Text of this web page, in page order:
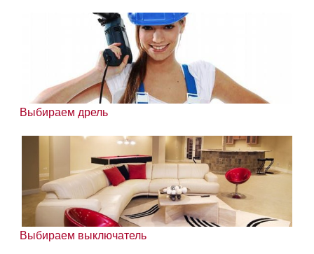
Выбираем дрель
Выбираем выключатель